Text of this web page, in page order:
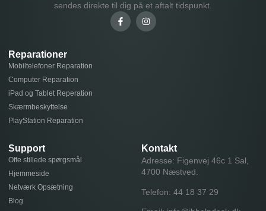
sendes direkte til dig på et aftalt tidspunkt.
Reparationer
Mobiltelefoner Reparation
Computer Reparation
iPad og Tablet Reperation
Skærmbeskyttelse
PlayStation Reparation
Support
Ofte stillede spørgsmål
Hjemmeside
Netværk Opsætning
Blog
Kontakt
Adresse: Figenvej 46c 1 Sal,
4700 Næstved.
Telefon: 44 18 37 29